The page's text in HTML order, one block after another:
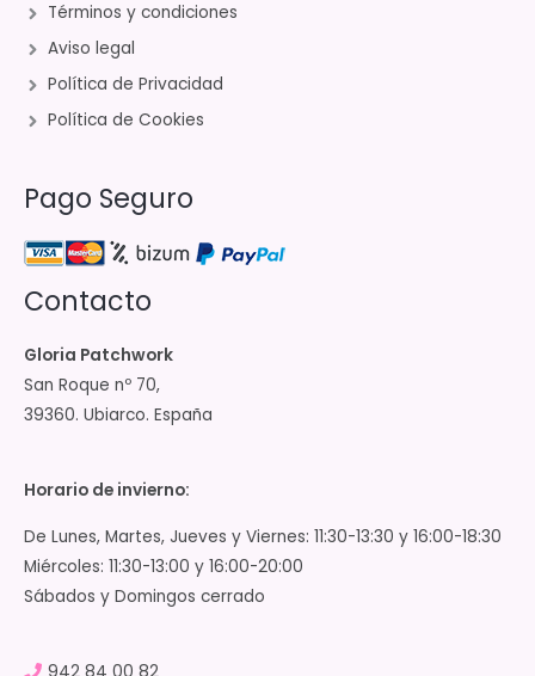
Términos y condiciones
Aviso legal
Política de Privacidad
Política de Cookies
Pago Seguro
Contacto
Gloria Patchwork
San Roque nº 70,
39360. Ubiarco. España
Horario de invierno:
De Lunes, Martes, Jueves y Viernes: 11:30-13:30 y 16:00-18:30
Miércoles: 11:30-13:00 y 16:00-20:00
Sábados y Domingos cerrado